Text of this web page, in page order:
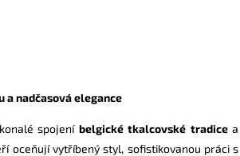
a nadčasová elegance
spojení belgické tkalcovské tradicea
oceňují vytříbený styl, sofistikovanou práci s